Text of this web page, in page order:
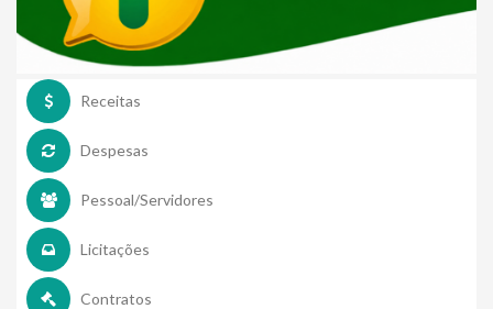
Receitas
Despesas
Pessoal/Servidores
Licitações
Contratos